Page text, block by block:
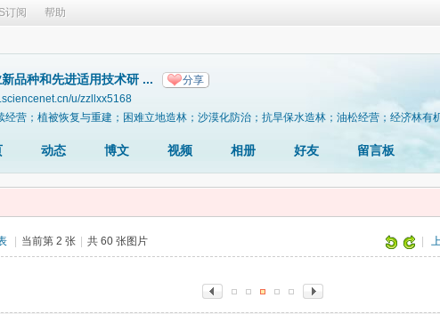
订阅 帮助
品种和先进适用技术研 ... 分享
u/zzllxx5168
经营；植被恢复与重建；困难立地造林；沙漠化防治；抗旱保水造林；油松经营；经济林有
动态 博文 视频 相册 好友 留言板
当前第 2 张 共 60 张图片